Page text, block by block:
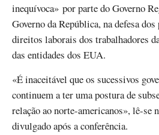
inequívoca» por parte do Governo
Governo da República, na defesa
direitos laborais dos trabalhadores
das entidades dos EUA.
«É inaceitável que os sucessivos
continuem a ter uma postura de
relação ao norte-americanos», lê-se
divulgado após a conferência.